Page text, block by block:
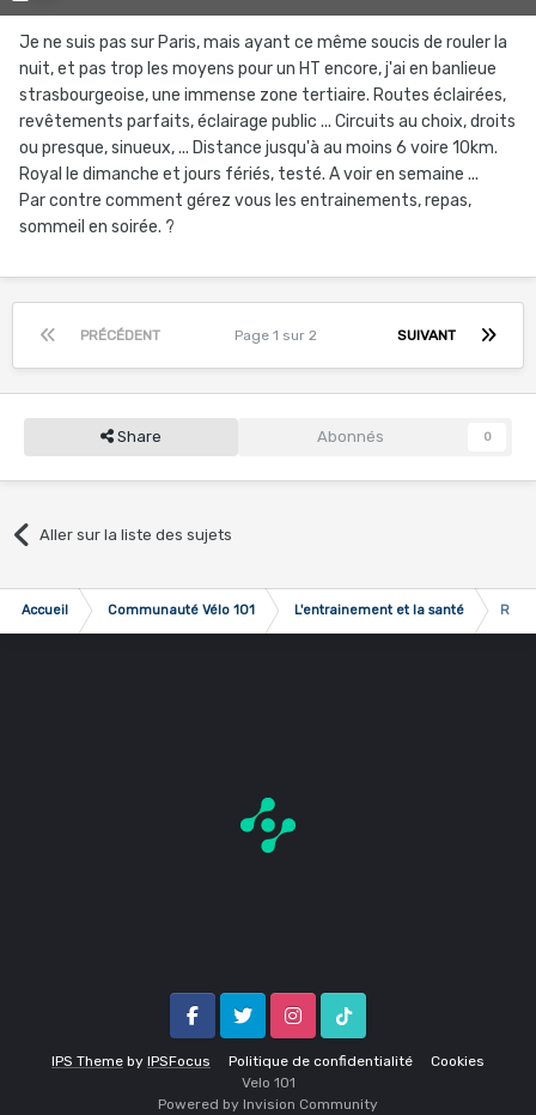
Je ne suis pas sur Paris, mais ayant ce même soucis de rouler la
nuit, et pas trop les moyens pour un HT encore, j'ai en banlieue
strasbourgeoise, une immense zone tertiaire. Routes éclairées,
revêtements parfaits, éclairage public ... Circuits au choix, droits
ou presque, sinueux, ... Distance jusqu'à au moins 6 voire 10km.
Royal le dimanche et jours fériés, testé. A voir en semaine ...
Par contre comment gérez vous les entrainements, repas,
sommeil en soirée. ?
PRÉCÉDENT SUIVANT
Page 1 sur 2
Share Abonnés 0
Aller sur la liste des sujets
Accueil Communauté Vélo 101 L'entrainement et la santé
IPS Theme by IPSFocus Politique de confidentialité Cookies
FacebookTwitter InstagramTik Tok
Velo 1O1
Powered by Invision Community